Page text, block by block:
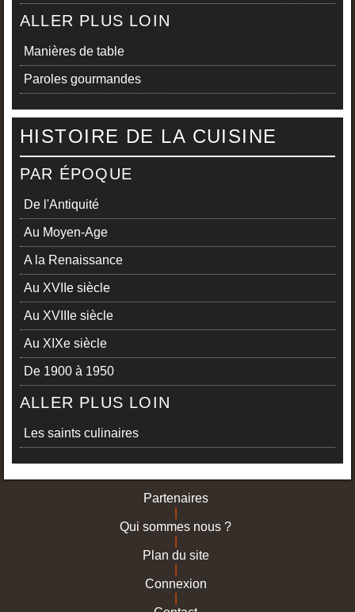
ALLER PLUS LOIN
Manières de table
Paroles gourmandes
HISTOIRE DE LA CUISINE
PAR ÉPOQUE
De l'Antiquité
Au Moyen-Age
A la Renaissance
Au XVIIe siècle
Au XVIIIe siècle
Au XIXe siècle
De 1900 à 1950
ALLER PLUS LOIN
Les saints culinaires
Partenaires
Qui sommes nous ?
Plan du site
Connexion